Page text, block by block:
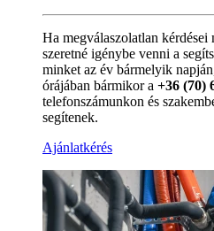
Ha megválaszolatlan
szeretné igénybe venni a
minket az év bármelyik
órájában bármikor a +36 (70)
telefonszámunkon és
segítenek.
Ajánlatkérés